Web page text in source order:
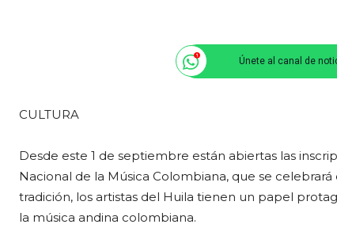
Únete al canal de
CULTURA
Desde este 1 de septiembre están abiertas las
Nacional de la Música Colombiana, que se
tradición, los artistas del Huila tienen un papel
la música andina colombiana.